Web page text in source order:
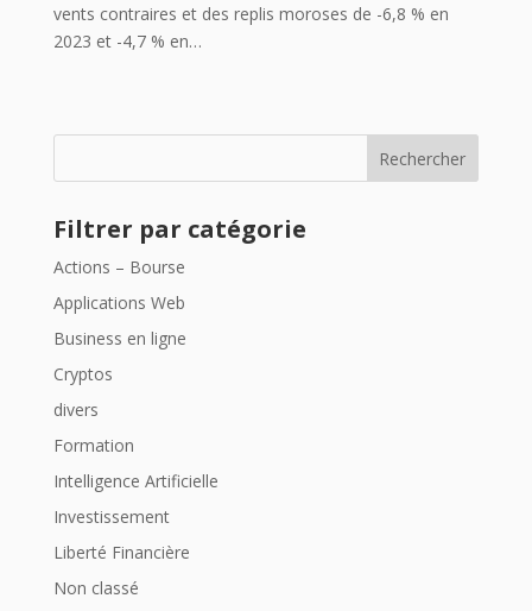
vents contraires et des replis moroses de -6,8 % en
2023 et -4,7 % en…
Rechercher
Filtrer par catégorie
Actions – Bourse
Applications Web
Business en ligne
Cryptos
divers
Formation
Intelligence Artificielle
Investissement
Liberté Financière
Non classé